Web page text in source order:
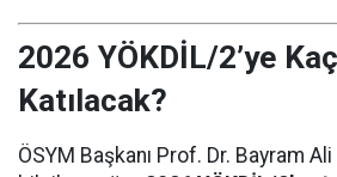
2026 YÖKDİL/2’ye
Katılacak?
ÖSYM Başkanı Prof. Dr. Bayram